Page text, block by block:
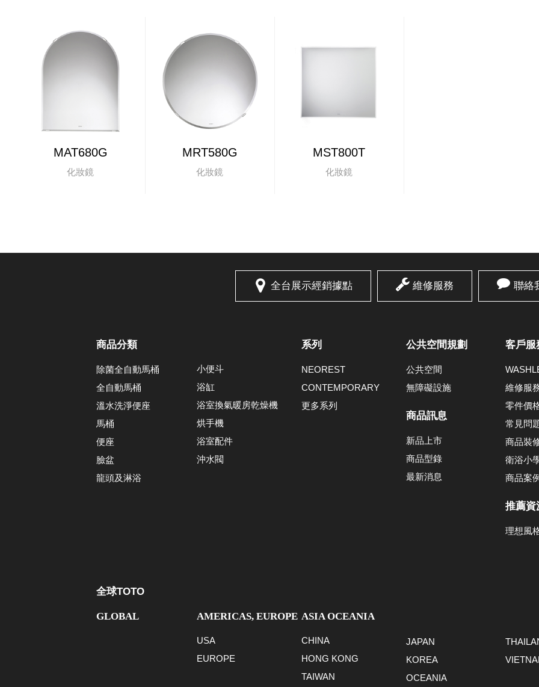
MAT680G
化妝鏡
MRT580G
化妝鏡
MST800T
化妝鏡
全台展示經銷據點 維修服務 聯絡
商品分類
除菌全自動馬桶
全自動馬桶
溫水洗淨便座
馬桶
便座
臉盆
龍頭及淋浴
小便斗
浴缸
浴室換氣暖房乾燥機
烘手機
浴室配件
沖水閥
系列
NEOREST
CONTEMPORARY
更多系列
公共空間規劃
公共空間
無障礙設施
商品訊息
新品上市
商品型錄
最新消息
客戶服
維修服
零件價
常見問
商品裝
衛浴小
商品案
推薦資
理想風
全球TOTO
GLOBAL AMERICAS, EUROPE
USA
EUROPE
ASIA OCEANIA
CHINA
HONG KONG
TAIWAN
JAPAN
KOREA
OCEANIA